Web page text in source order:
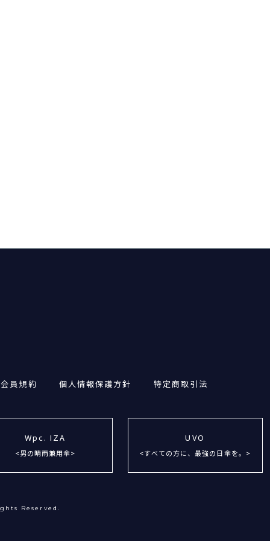
員規約 個人情報保護方針 特定商取引法
Wpc. IZA
<男の晴雨兼用傘>
UVO
<すべての方に、最強の日傘を。>
Reserved.